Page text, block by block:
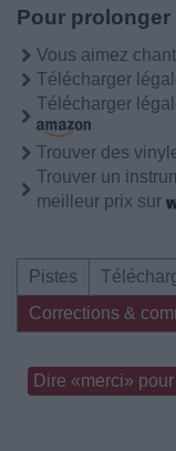
Pour
Vous aimez
Télécharger
Télécharger
Trouver des
Trouver un
meilleur prix sur
Pistes
Corrections &
Dire «merci»